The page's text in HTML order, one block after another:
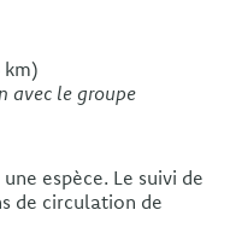
km)
avec le groupe
espèce. Le suivi de
de circulation de